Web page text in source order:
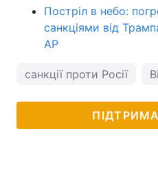
Постріл в небо:
санкціями від
AP
санкції проти Росії